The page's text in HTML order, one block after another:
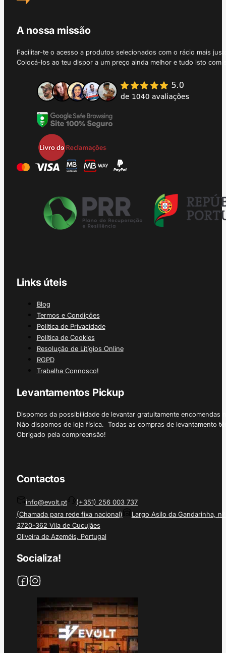
A nossa missão
Facilitar-te o acesso a produtos selecionados com o rácio mais
Colocá-los ao teu dispor a um preço ainda melhor e tudo isto
Links úteis
Blog
Termos e Condições
Política de Privacidade
Política de Cookies
Resolução de Litígios Online
RGPD
Trabalha Connosco!
Levantamentos Pickup
Dispomos da possibilidade de levantar gratuitamente
Não dispomos de loja física. Todas as compras de levantamento
Obrigado pela compreensão!
Contactos
info@evolt.pt
(+351) 256 003 737
(Chamada para rede fixa nacional)
Largo Asilo da Gandarinha, nº
3720-362 Vila de Cucujães
Oliveira de Azeméis, Portugal
Socializa!